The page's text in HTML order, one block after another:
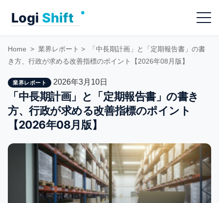
Menu
Home > 業界レポート >
「中長期計画」と「定期報告書」の書
き方、行政が求める改善指標のポイント【2026年08月版】
業界レポート 2026年3月10日
「中長期計画」と「定期報告書」の書き
方、行政が求める改善指標のポイント
【2026年08月版】